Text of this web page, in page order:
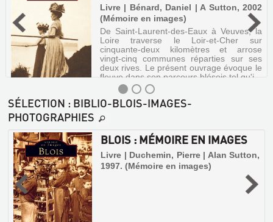
Livre | Bénard, Daniel | A Sutton, 2002
(Mémoire en images)
De Saint-Laurent-des-Eaux à Veuves, la
Loire traverse le Loir-et-Cher sur
cinquante-deux kilomètres et arrose
vingt-cinq communes réparties sur ses
deux rives. Le présent ouvrage évoque le
fleuve dans son parcours blésois tel qu'i...
PAYSAGES
ET
GENS
DE
LA
LOIRE
BLÉSOISE
SÉLECTION : BIBLIO-BLOIS-IMAGES-
PHOTOGRAPHIES
BLOIS : MÉMOIRE EN IMAGES
Livre | Duchemin, Pierre | Alan Sutton,
1997. (Mémoire en images)